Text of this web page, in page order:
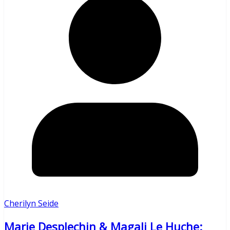
Cherilyn Seide
Marie Desplechin & Magali Le Huche: